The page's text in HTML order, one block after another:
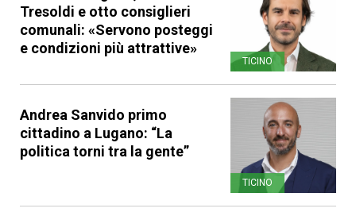
Tresoldi e otto consiglieri
comunali: «Servono posteggi
e condizioni più attrattive»
TICINO
Andrea Sanvido primo
cittadino a Lugano: “La
politica torni tra la gente”
TICINO